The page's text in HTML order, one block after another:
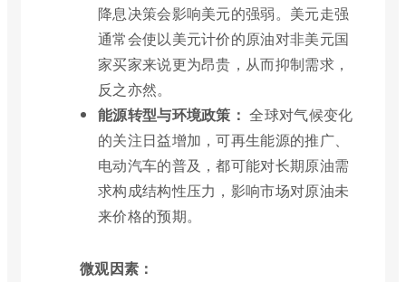
降息决策会影响美元的强弱。美元走强
通常会使以美元计价的原油对非美元国
家买家来说更为昂贵，从而抑制需求，
反之亦然。
能源转型与环境政策： 全球对气候变化
的关注日益增加，可再生能源的推广、
电动汽车的普及，都可能对长期原油需
求构成结构性压力，影响市场对原油未
来价格的预期。
微观因素：